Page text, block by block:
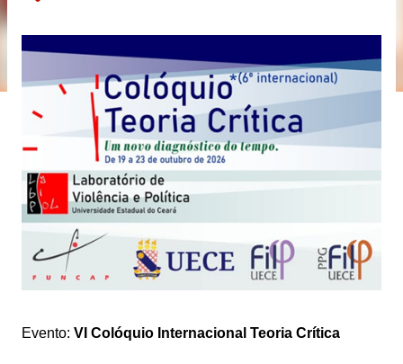
Evento: VI Colóquio Internacional Teoria Crítica